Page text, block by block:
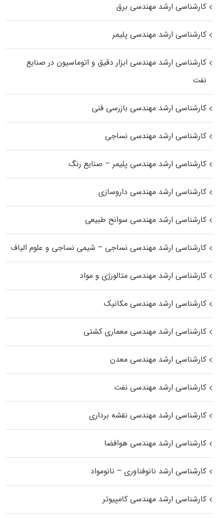
کارشناسی ارشد مهندسی برق
کارشناسی ارشد مهندسی پلیمر
کارشناسی ارشد مهندسی ابزار دقیق و اتوماسیون در صنایع
نفت
کارشناسی ارشد مهندسی بازرسی فنی
کارشناسی ارشد مهندسی نساجی
کارشناسی ارشد مهندسی پلیمر – صنایع رنگ
کارشناسی ارشد مهندسی داروسازی
کارشناسی ارشد مهندسی سوانح طبیعی
کارشناسی ارشد مهندسی نساجی – شیمی نساجی و علوم الیاف
کارشناسی ارشد مهندسی متالورژی و مواد
کارشناسی ارشد مهندسی مکانیک
کارشناسی ارشد مهندسی معماری کشتی
کارشناسی ارشد مهندسی معدن
کارشناسی ارشد مهندسی نفت
کارشناسی ارشد مهندسی نقشه برداری
کارشناسی ارشد مهندسی هوافضا
کارشناسی ارشد نانوفناوری – نانومواد
کارشناسی ارشد مهندسی کامپیوتر